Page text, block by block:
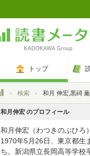
トップ
トップ検索 和月 伸宏,黒碕 薫
和月伸宏 のプロフィール
和月伸宏（わつきのぶひろ
1970年5月26日、東京都生
ち。新潟県立長岡高等学校